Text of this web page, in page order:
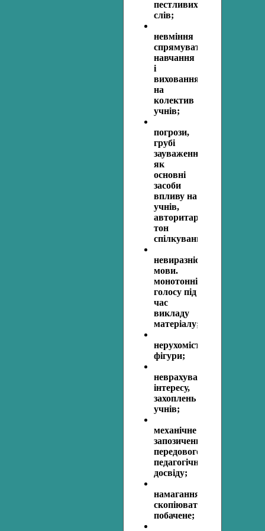
пестливих
слів;
невміння
спрямувати
навчання
і
виховання
на
колектив
учнів;
погрози,
грубі
зауваження
як
основні
засоби
впливу на
учнів,
авторитарний
тон
спілкування;
невиразність
мови.
монотонність
голосу під
час
викладу
матеріалу;
нерухомість
фігури;
неврахування
інтересу,
захоплень
учнів;
механічне
запозичення
передового
педагогічного
досвіду;
намагання
скопіювати
побачене;